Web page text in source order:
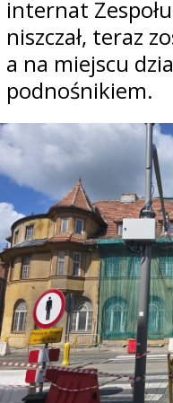
internat
niszczał, teraz
a na miejscu
podnośnikiem.